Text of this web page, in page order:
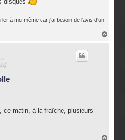
disques
à moi même car j'ai besoin de l'avis d'un
ce matin, à la fraîche, plusieurs